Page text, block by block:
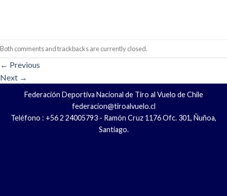
Both comments and trackbacks are currently closed.
← Previous
Next →
Federación Deportiva Nacional de Tiro al Vuelo de Chile
federacion@tiroalvuelo.cl
Teléfono : +56 2 24005793 - Ramón Cruz 1176 Ofc. 301, Ñuñoa,
Santiago.